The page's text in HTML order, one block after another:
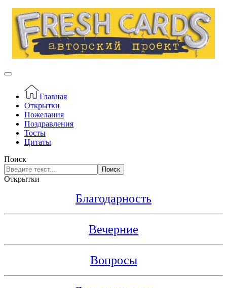
Главная
Открытки
Пожелания
Поздравления
Тосты
Цитаты
Поиск
Поиск
Открытки
Благодарность
Вечерние
Вопросы